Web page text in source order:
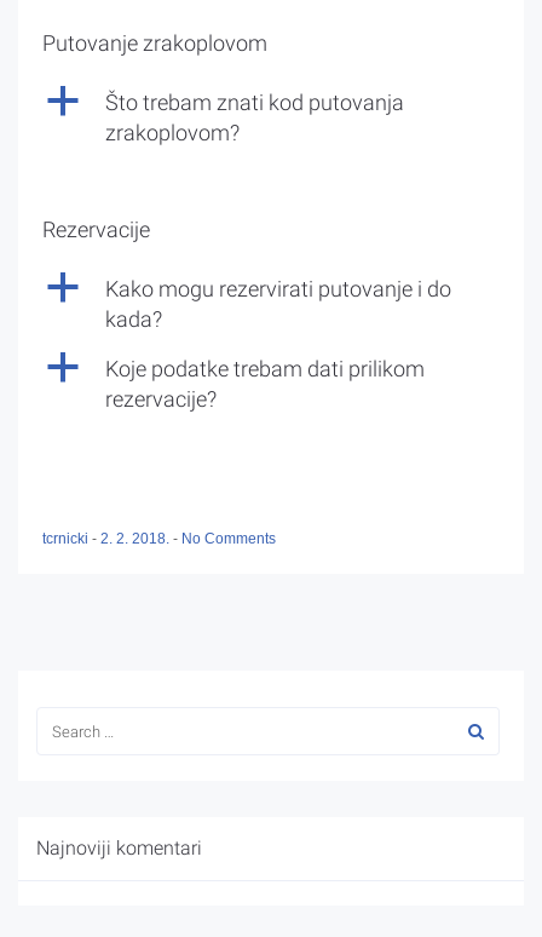
Putovanje zrakoplovom
a
Što trebam znati kod putovanja
zrakoplovom?
Rezervacije
a
Kako mogu rezervirati putovanje i do
kada?
a
Koje podatke trebam dati prilikom
rezervacije?
tcrnicki - 2. 2. 2018. - No Comments
Najnoviji komentari